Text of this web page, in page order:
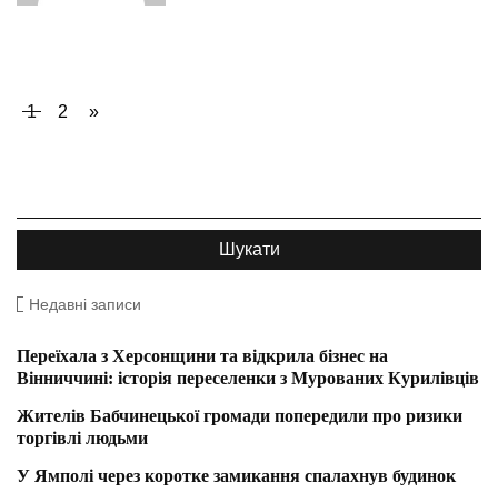
1 2 »
Недавні записи
Переїхала з Херсонщини та відкрила бізнес на
Вінниччині: історія переселенки з Мурованих Курилівців
Жителів Бабчинецької громади попередили про ризики
торгівлі людьми
У Ямполі через коротке замикання спалахнув будинок